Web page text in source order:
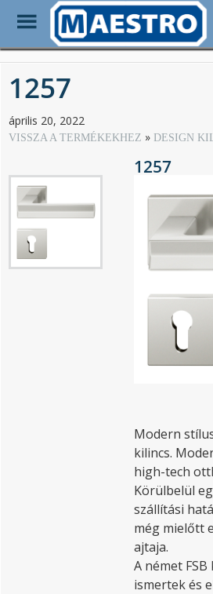
Skip
main
Toggle
Menu
1257
április 20, 2022
VISSZA A TERMÉKEKHEZ DESIGN
1257
Modern
kilincs.
high-tech
Körülbelül
szállítási
még mielőtt
ajtaja.
A német
ismertek és